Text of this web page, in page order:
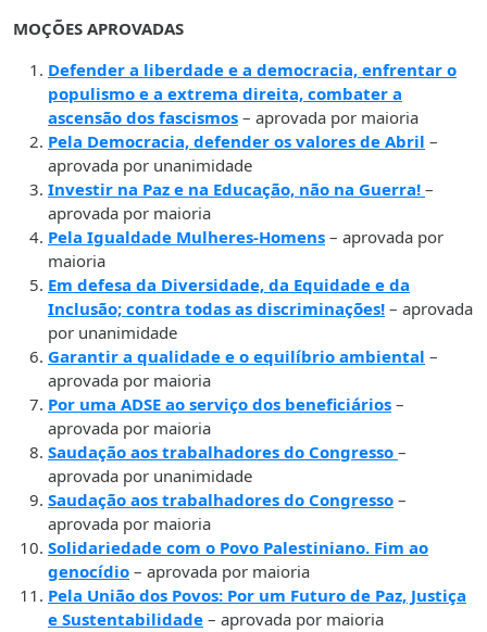
MOÇÕES APROVADAS
Defender a liberdade e a democracia, enfrentar o
populismo e a extrema direita, combater a
ascensão dos fascismos – aprovada por maioria
Pela Democracia, defender os valores de Abril –
aprovada por unanimidade
Investir na Paz e na Educação, não na Guerra! –
aprovada por maioria
Pela Igualdade Mulheres-Homens – aprovada por
maioria
Em defesa da Diversidade, da Equidade e da
Inclusão; contra todas as discriminações! – aprovada
por unanimidade
Garantir a qualidade e o equilíbrio ambiental –
aprovada por maioria
Por uma ADSE ao serviço dos beneficiários –
aprovada por maioria
Saudação aos trabalhadores do Congresso –
aprovada por unanimidade
Saudação aos trabalhadores do Congresso –
aprovada por maioria
Solidariedade com o Povo Palestiniano. Fim ao
genocídio – aprovada por maioria
Pela União dos Povos: Por um Futuro de Paz, Justiça
e Sustentabilidade – aprovada por maioria